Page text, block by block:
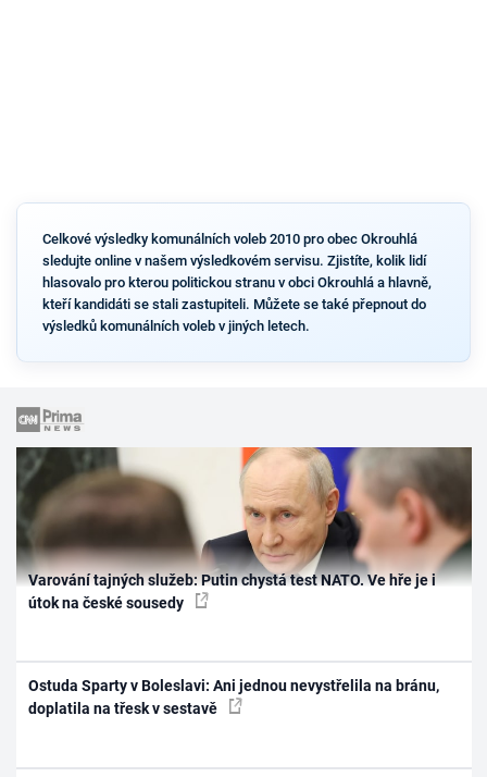
Celkové výsledky komunálních voleb 2010 pro obec Okrouhlá
sledujte online v našem výsledkovém servisu. Zjistíte, kolik lidí
hlasovalo pro kterou politickou stranu v obci Okrouhlá a hlavně,
kteří kandidáti se stali zastupiteli. Můžete se také přepnout do
výsledků komunálních voleb v jiných letech.
Varování tajných služeb: Putin chystá test NATO. Ve hře je i
útok na české sousedy
Ostuda Sparty v Boleslavi: Ani jednou nevystřelila na bránu,
doplatila na třesk v sestavě